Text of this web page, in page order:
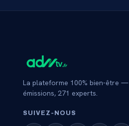
La plateforme 100% bien-être —
émissions, 271 experts.
SUIVEZ‑NOUS